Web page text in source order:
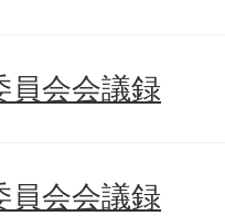
員会会議録
員会会議録